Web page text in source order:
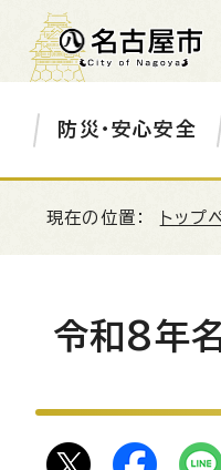
防災・安心安全
現在の位置： トップ
令和8年